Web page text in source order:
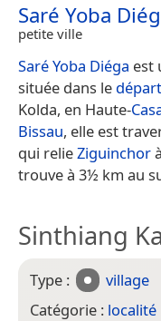
Saré Yoba
petite ville
Saré Yoba Diéga est
située dans le
Kolda, en Haute-
Bissau, elle est
qui relieZiguinchorà
trouve à 3½ km au
Sinthiang
Type :
village
Catégorie : localité